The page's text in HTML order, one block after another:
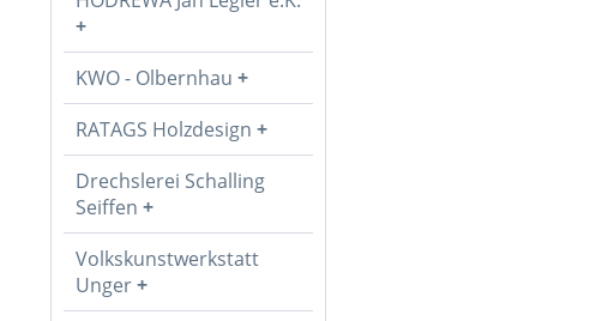
KWO - Olbernhau
RATAGS Holzdesign
Drechslerei Schalling
Seiffen
Volkskunstwerkstatt
Unger